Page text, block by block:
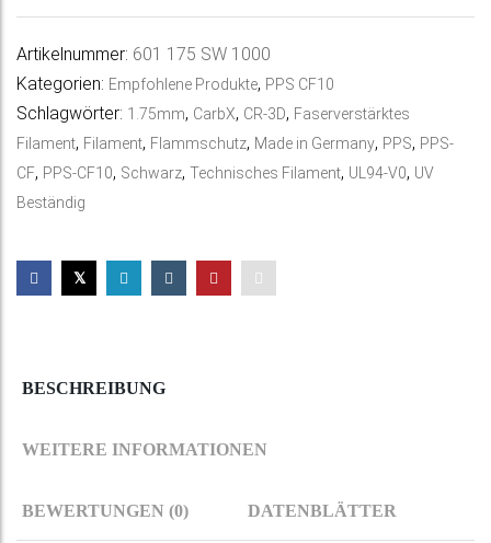
Schwarz
t
Artikelnummer: 601 175 SW 1000
Kategorien: Empfohlene Produkte, PPS CF10
Schlagwörter: 1.75mm, CarbX, CR-3D, Faserverstärktes
Filament, Filament, Flammschutz, Made in Germany, PPS, PPS-
CF, PPS-CF10, Schwarz, Technisches Filament, UL94-V0, UV
Beständig
BESCHREIBUNG
WEITERE INFORMATIONEN
BEWERTUNGEN (0) DATENBLÄTTER